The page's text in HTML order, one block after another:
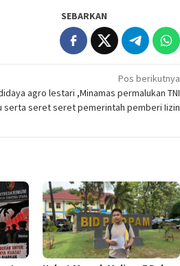
SEBARKAN
Pos berikutnya
agro lestari ,Minamas permalukan TNI
serta seret seret pemerintah pemberi Iizin